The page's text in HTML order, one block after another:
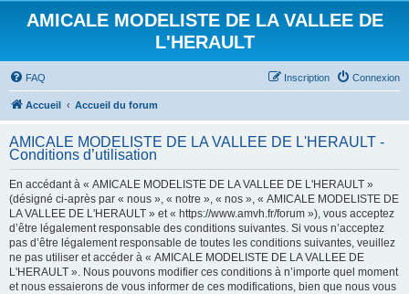
AMICALE MODELISTE DE LA VALLEE DE
L'HERAULT
FAQ Connexion
Inscription
Accueil Accueil du forum
AMICALE MODELISTE DE LA VALLEE DE L'HERAULT -
Conditions d’utilisation
En accédant à « AMICALE MODELISTE DE LA VALLEE DE L'HERAULT »
(désigné ci-après par « nous », « notre », « nos », « AMICALE MODELISTE DE
LA VALLEE DE L'HERAULT » et « https://www.amvh.fr/forum »), vous acceptez
d’être légalement responsable des conditions suivantes. Si vous n’acceptez
pas d’être légalement responsable de toutes les conditions suivantes, veuillez
ne pas utiliser et accéder à « AMICALE MODELISTE DE LA VALLEE DE
L'HERAULT ». Nous pouvons modifier ces conditions à n’importe quel moment
et nous essaierons de vous informer de ces modifications, bien que nous vous